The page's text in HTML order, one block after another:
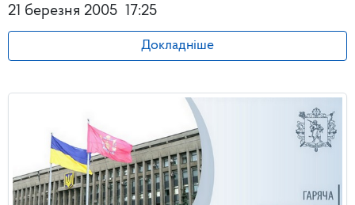
21 березня 2005 17:25
Докладніше